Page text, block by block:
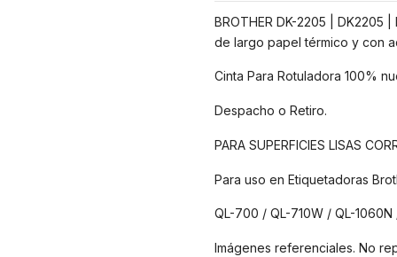
BROTHER DK-2205 |
de largo papel térmico y con
Cinta Para Rotuladora 100%
Despacho o Retiro.
PARA SUPERFICIES LISAS
Para uso en Etiquetadoras
QL-700 / QL-710W / QL-1060N
Imágenes referenciales. No